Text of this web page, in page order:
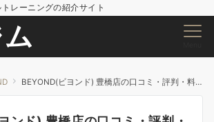
レーニングの紹介サイト
BEYOND(ビヨンド) 豊橋店の口コミ・評判・料金をチェック！